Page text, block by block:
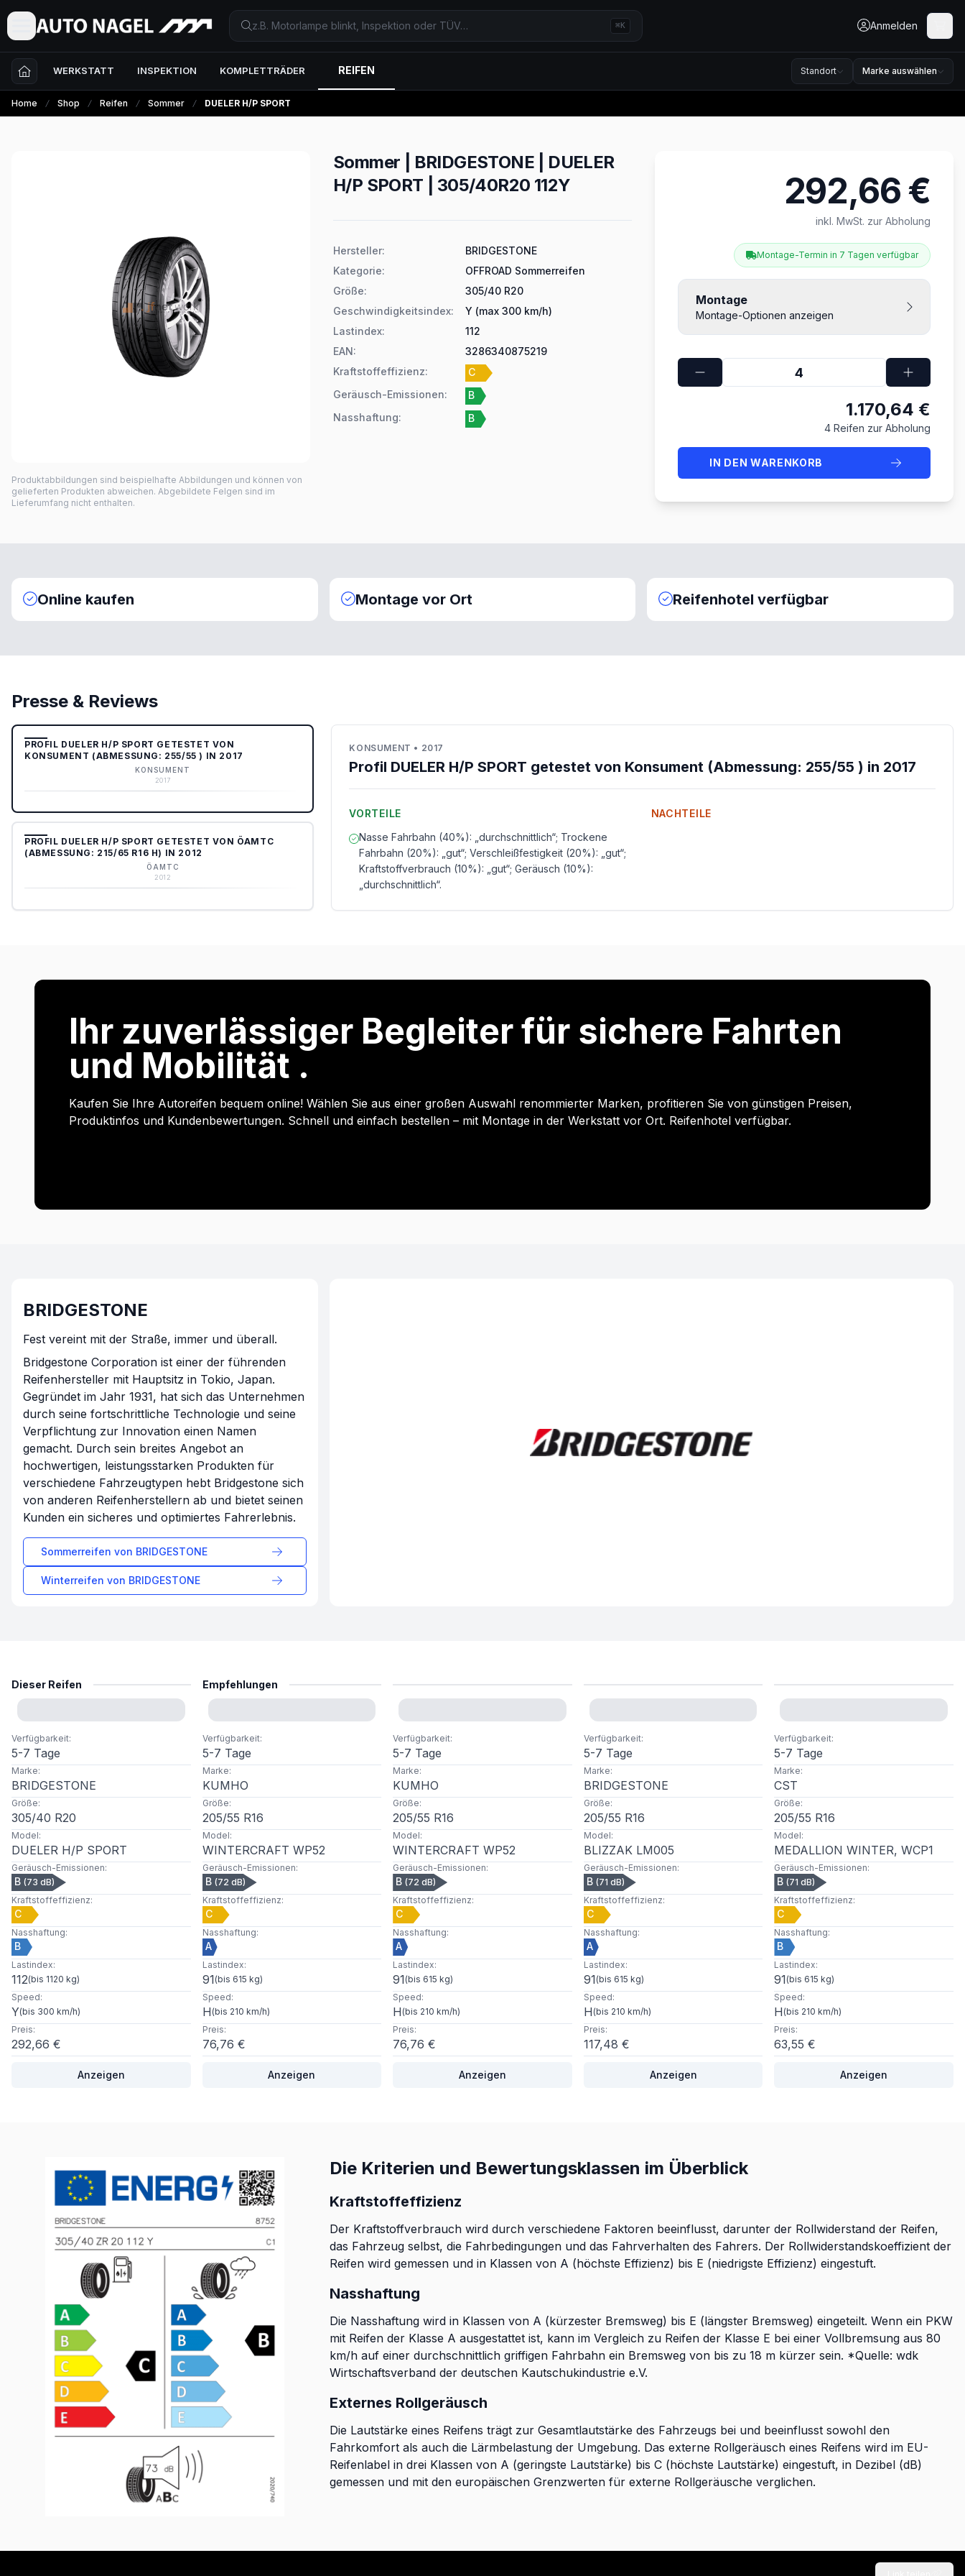
⌘K Anmelden
WERKSTATT INSPEKTION KOMPLETTRÄDER REIFEN Standort Marke auswählen
Home Shop Reifen Sommer DUELER H/P SPORT
Produktabbildungen sind beispielhafte Abbildungen und können von
gelieferten Produkten abweichen. Abgebildete Felgen sind im
Lieferumfang nicht enthalten.
Sommer | BRIDGESTONE | DUELER
H/P SPORT | 305/40R20 112Y
Hersteller:
BRIDGESTONE
Kategorie:
OFFROAD Sommerreifen
Größe:
305/40 R20
Geschwindigkeitsindex:
Y (max 300 km/h)
Lastindex:
112
EAN:
3286340875219
Kraftstoffeffizienz:
C
Geräusch-Emissionen:
B
Nasshaftung: B
Produktinformationen292,66 €
inkl. MwSt. zur Abholung
Montage-Termin in 7 Tagen verfügbar
Montage
Montage-Optionen anzeigen
1.170,64 €
4 Reifen zur Abholung
IN DEN WARENKORB
Online kaufen Montage vor Ort Reifenhotel verfügbar
Presse & Reviews
PROFIL DUELER H/P SPORT GETESTET VON
KONSUMENT (ABMESSUNG: 255/55 ) IN 2017
KONSUMENT
2017
PROFIL DUELER H/P SPORT GETESTET VON ÖAMTC
(ABMESSUNG: 215/65 R16 H) IN 2012
ÖAMTC
2012
KONSUMENT • 2017
Profil DUELER H/P SPORT getestet von Konsument (Abmessung: 255/55 ) in 2017
VORTEILE
Nasse Fahrbahn (40%): „durchschnittlich“; Trockene
Fahrbahn (20%): „gut“; Verschleißfestigkeit (20%): „gut“;
Kraftstoffverbrauch (10%): „gut“; Geräusch (10%):
„durchschnittlich“.
NACHTEILE
Ihr zuverlässiger Begleiter für sichere Fahrten
und Mobilität .
Kaufen Sie Ihre Autoreifen bequem online! Wählen Sie aus einer großen Auswahl renommierter Marken, profitieren Sie von günstigen Preisen,
Produktinfos und Kundenbewertungen. Schnell und einfach bestellen – mit Montage in der Werkstatt vor Ort. Reifenhotel verfügbar.
BRIDGESTONE
Fest vereint mit der Straße, immer und überall.
Bridgestone Corporation ist einer der führenden
Reifenhersteller mit Hauptsitz in Tokio, Japan.
Gegründet im Jahr 1931, hat sich das Unternehmen
durch seine fortschrittliche Technologie und seine
Verpflichtung zur Innovation einen Namen
gemacht. Durch sein breites Angebot an
hochwertigen, leistungsstarken Produkten für
verschiedene Fahrzeugtypen hebt Bridgestone sich
von anderen Reifenherstellern ab und bietet seinen
Kunden ein sicheres und optimiertes Fahrerlebnis.
Sommerreifen von BRIDGESTONE
Winterreifen von BRIDGESTONE
Dieser Reifen
Verfügbarkeit:
5-7 Tage
Marke:
BRIDGESTONE
Größe:
305/40 R20
Model:
DUELER H/P SPORT
Geräusch-Emissionen:
B (73 dB)
Kraftstoffeffizienz:
C
Nasshaftung:
B
Lastindex:
112(bis 1120 kg)
Speed:
Y(bis 300 km/h)
Preis:
292,66 €
Anzeigen
Empfehlungen
Verfügbarkeit:
5-7 Tage
Marke:
KUMHO
Größe:
205/55 R16
Model:
WINTERCRAFT WP52
Geräusch-Emissionen:
B (72 dB)
Kraftstoffeffizienz:
C
Nasshaftung:
A
Lastindex:
91(bis 615 kg)
Speed:
H (bis 210 km/h)
Preis:
76,76 €
Anzeigen
Verfügbarkeit:
5-7 Tage
Marke:
KUMHO
Größe:
205/55 R16
Model:
WINTERCRAFT WP52
Geräusch-Emissionen:
B (72 dB)
Kraftstoffeffizienz:
C
Nasshaftung:
A
Lastindex:
91(bis 615 kg)
Speed:
H (bis 210 km/h)
Preis:
76,76 €
Anzeigen
Verfügbarkeit:
5-7 Tage
Marke:
BRIDGESTONE
Größe:
205/55 R16
Model:
BLIZZAK LM005
Geräusch-Emissionen:
B (71 dB)
Kraftstoffeffizienz:
C
Nasshaftung:
A
Lastindex:
91(bis 615 kg)
Speed:
H (bis 210 km/h)
Preis:
117,48 €
Anzeigen
Verfügbarkeit:
5-7 Tage
Marke:
CST
Größe:
205/55 R16
Model:
MEDALLION WINTER, WCP1
Geräusch-Emissionen:
B (71 dB)
Kraftstoffeffizienz:
C
Nasshaftung:
B
Lastindex:
91(bis 615 kg)
Speed:
H (bis 210 km/h)
Preis:
63,55 €
Anzeigen
Die Kriterien und Bewertungsklassen im Überblick
Kraftstoffeffizienz
Der Kraftstoffverbrauch wird durch verschiedene Faktoren beeinflusst, darunter der Rollwiderstand der Reifen,
das Fahrzeug selbst, die Fahrbedingungen und das Fahrverhalten des Fahrers. Der Rollwiderstandskoeffizient der
Reifen wird gemessen und in Klassen von A (höchste Effizienz) bis E (niedrigste Effizienz) eingestuft.
Nasshaftung
Die Nasshaftung wird in Klassen von A (kürzester Bremsweg) bis E (längster Bremsweg) eingeteilt. Wenn ein PKW
mit Reifen der Klasse A ausgestattet ist, kann im Vergleich zu Reifen der Klasse E bei einer Vollbremsung aus 80
km/h auf einer durchschnittlich griffigen Fahrbahn ein Bremsweg von bis zu 18 m kürzer sein. *Quelle: wdk
Wirtschaftsverband der deutschen Kautschukindustrie e.V.
Externes Rollgeräusch
Die Lautstärke eines Reifens trägt zur Gesamtlautstärke des Fahrzeugs bei und beeinflusst sowohl den
Fahrkomfort als auch die Lärmbelastung der Umgebung. Das externe Rollgeräusch eines Reifens wird im EU-
Reifenlabel in drei Klassen von A (geringste Lautstärke) bis C (höchste Lautstärke) eingestuft, in Dezibel (dB)
gemessen und mit den europäischen Grenzwerten für externe Rollgeräusche verglichen.